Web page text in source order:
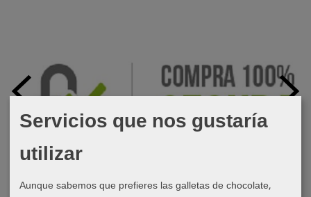
Servicios que nos gustaría
utilizar
Aunque sabemos que prefieres las galletas de chocolate,